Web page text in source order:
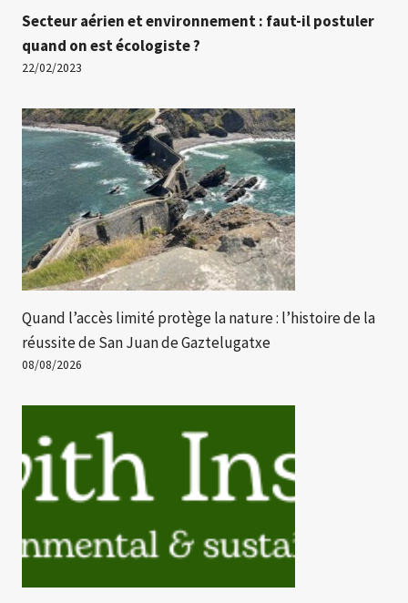
Secteur aérien et environnement : faut-il postuler
quand on est écologiste ?
22/02/2023
Quand l’accès limité protège la nature : l’histoire de la
réussite de San Juan de Gaztelugatxe
08/08/2026